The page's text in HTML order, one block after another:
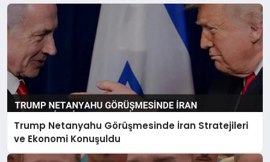
Trump Netanyahu Görüşmesinde İran Stratejileri
ve Ekonomi Konuşuldu